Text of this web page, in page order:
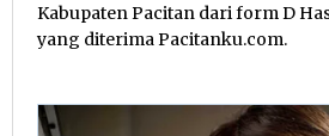
Kabupaten Pacitan dari form D
yang diterima Pacitanku.com.